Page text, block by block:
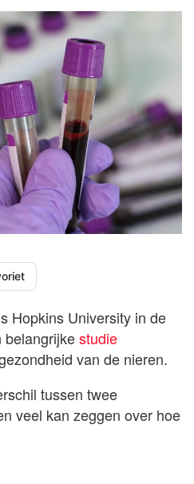
Hopkins University in de
belangrijkestudie
van de nieren.
tussen twee
veel kan zeggen over hoe